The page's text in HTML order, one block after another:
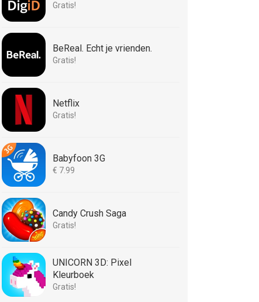
Gratis!
BeReal. Echt je vrienden.
Gratis!
Netflix
Gratis!
Babyfoon 3G
€ 7.99
Candy Crush Saga
Gratis!
UNICORN 3D: Pixel
Kleurboek
Gratis!